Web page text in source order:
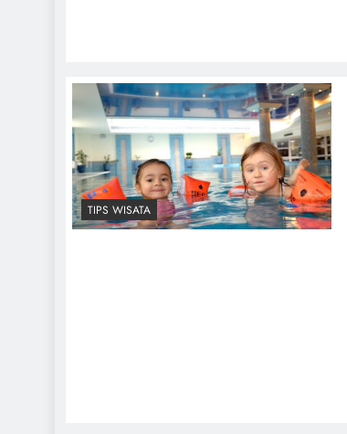
TIPS WISATA